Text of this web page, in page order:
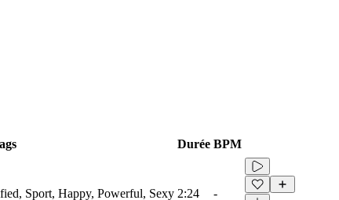
Durée BPM
Sport, Happy, Powerful, Sexy 2:24 -